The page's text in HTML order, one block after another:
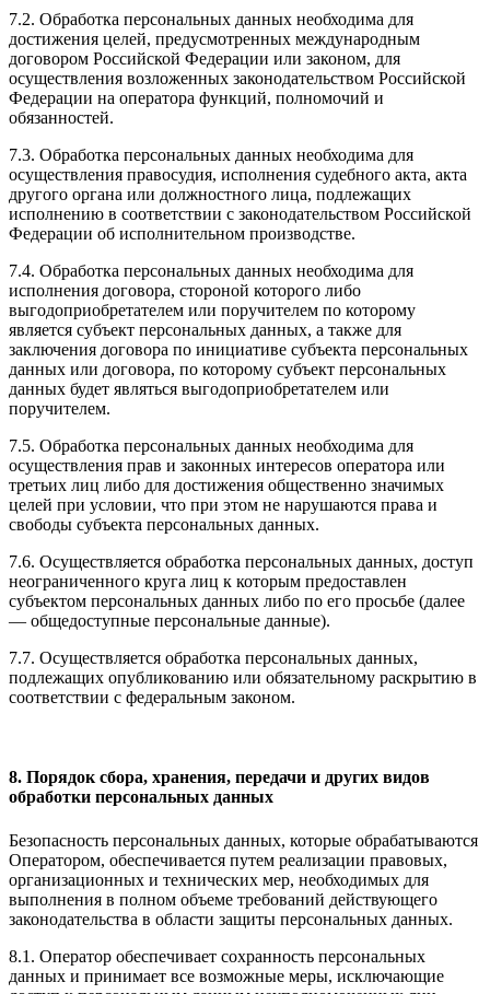
7.2. Обработка персональных данных необходима для
достижения целей, предусмотренных международным
договором Российской Федерации или законом, для
осуществления возложенных законодательством Российской
Федерации на оператора функций, полномочий и
обязанностей.
7.3. Обработка персональных данных необходима для
осуществления правосудия, исполнения судебного акта, акта
другого органа или должностного лица, подлежащих
исполнению в соответствии с законодательством Российской
Федерации об исполнительном производстве.
7.4. Обработка персональных данных необходима для
исполнения договора, стороной которого либо
выгодоприобретателем или поручителем по которому
является субъект персональных данных, а также для
заключения договора по инициативе субъекта персональных
данных или договора, по которому субъект персональных
данных будет являться выгодоприобретателем или
поручителем.
7.5. Обработка персональных данных необходима для
осуществления прав и законных интересов оператора или
третьих лиц либо для достижения общественно значимых
целей при условии, что при этом не нарушаются права и
свободы субъекта персональных данных.
7.6. Осуществляется обработка персональных данных, доступ
неограниченного круга лиц к которым предоставлен
субъектом персональных данных либо по его просьбе (далее
— общедоступные персональные данные).
7.7. Осуществляется обработка персональных данных,
подлежащих опубликованию или обязательному раскрытию в
соответствии с федеральным законом.
8. Порядок сбора, хранения, передачи и других видов
обработки персональных данных
Безопасность персональных данных, которые обрабатываются
Оператором, обеспечивается путем реализации правовых,
организационных и технических мер, необходимых для
выполнения в полном объеме требований действующего
законодательства в области защиты персональных данных.
8.1. Оператор обеспечивает сохранность персональных
данных и принимает все возможные меры, исключающие